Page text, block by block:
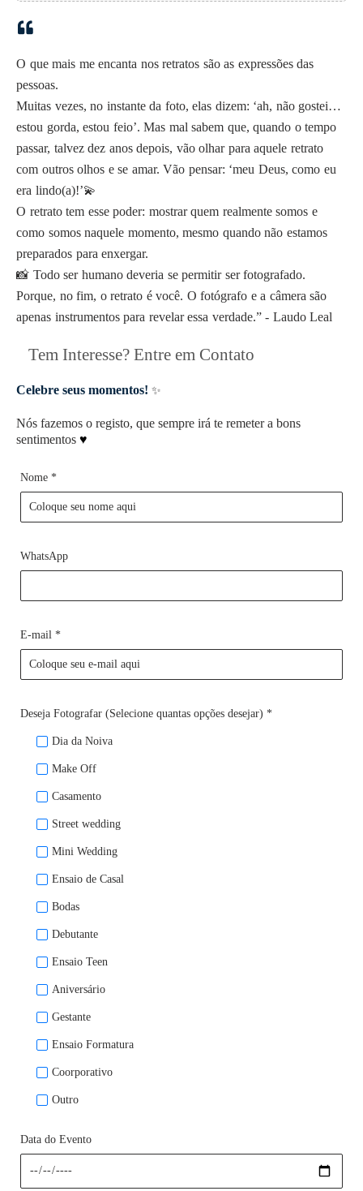
O que mais me encanta nos retratos são as expressões das
pessoas.
Muitas vezes, no instante da foto, elas dizem: ‘ah, não gostei…
estou gorda, estou feio’. Mas mal sabem que, quando o tempo
passar, talvez dez anos depois, vão olhar para aquele retrato
com outros olhos e se amar. Vão pensar: ‘meu Deus, como eu
era lindo(a)!’💫
O retrato tem esse poder: mostrar quem realmente somos e
como somos naquele momento, mesmo quando não estamos
preparados para enxergar.
📸 Todo ser humano deveria se permitir ser fotografado.
Porque, no fim, o retrato é você. O fotógrafo e a câmera são
apenas instrumentos para revelar essa verdade.” - Laudo Leal
Tem Interesse? Entre em Contato
Celebre seus momentos! ✨
Nós fazemos o registo, que sempre irá te remeter a bons
sentimentos ♥
Nome *
WhatsApp
E-mail *
Deseja Fotografar (Selecione quantas opções desejar) *
Dia da Noiva
Make Off
Casamento
Street wedding
Mini Wedding
Ensaio de Casal
Bodas
Debutante
Ensaio Teen
Aniversário
Gestante
Ensaio Formatura
Coorporativo
Outro
Data do Evento